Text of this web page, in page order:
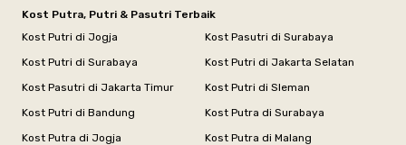
Kost Putra, Putri & Pasutri Terbaik
Kost Putri di Jogja
Kost Pasutri di Surabaya
Kost Putri di Surabaya
Kost Putri di Jakarta Selatan
Kost Pasutri di Jakarta Timur
Kost Putri di Sleman
Kost Putri di Bandung
Kost Putra di Surabaya
Kost Putra di Jogja
Kost Putra di Malang